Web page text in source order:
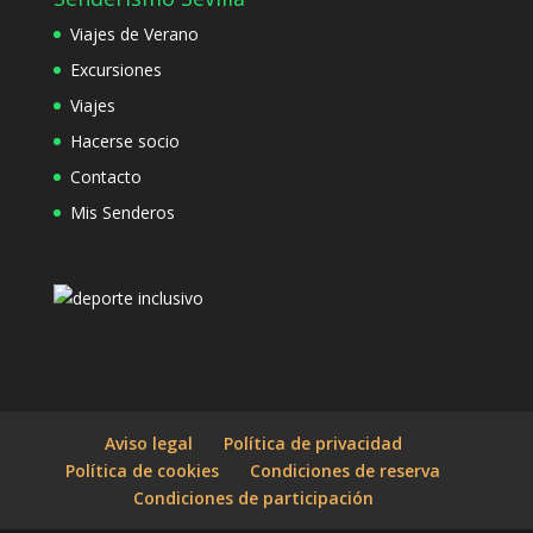
Viajes de Verano
Excursiones
Viajes
Hacerse socio
Contacto
Mis Senderos
Aviso legal
Política de privacidad
Política de cookies
Condiciones de reserva
Condiciones de participación